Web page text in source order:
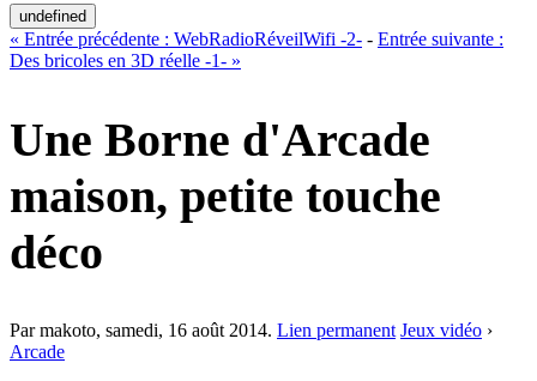
undefined
« Entrée précédente : WebRadioRéveilWifi -2- - Entrée suivante :
Des bricoles en 3D réelle -1- »
Une Borne d'Arcade
maison, petite touche
déco
Par makoto, samedi, 16 août 2014. Lien permanent Jeux vidéo ›
Arcade